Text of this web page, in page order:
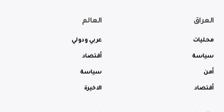
العراق
محليات
سياسة
أمن
أقتصاد
العالم
عربي ودولي
أقتصاد
سياسة
الاخيرة